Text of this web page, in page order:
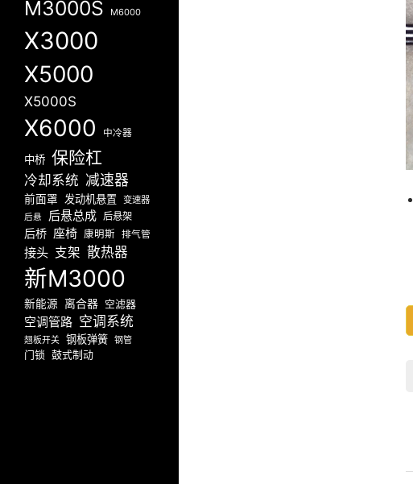
M3000S M6000
X3000
X5000
X5000S
X6000 中冷器
中桥 保险杠
冷却系统 减速器
前面罩 发动机悬置 变速器
后悬 后悬总成 后悬架
后桥 座椅 康明斯 排气管
接头 支架 散热器
新M3000
新能源 离合器 空滤器
空调管路 空调系统
翘板开关 钢板弹簧 钢管
门锁 鼓式制动